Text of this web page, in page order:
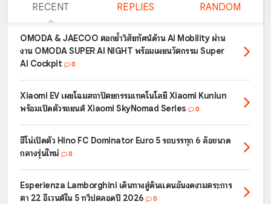
RECENT REPLIES RANDOM
OMODA & JAECOO ตอกย้ำวิสัยทัศน์ด้าน AI Mobility ผ่าน
งาน OMODA SUPER AI NIGHT พร้อมเผยนวัตกรรม Super
AI Cockpit
0
Xiaomi EV เผยโฉมสถาปัตยกรรมเทคโนโลยี Xiaomi Kunlun
พร้อมเปิดตัวรถยนต์ Xiaomi SkyNomad Series
0
ฮีโน่เปิดตัว Hino FC Dominator Euro 5 รถบรรทุก 6 ล้อขนาด
กลางรุ่นใหม่
0
Esperienza Lamborghini เดินทางสู่ดินแดนอันงดงามตระการ
ตา 22 อีเวนต์ใน 5 ทวีปตลอดปี 2026
0